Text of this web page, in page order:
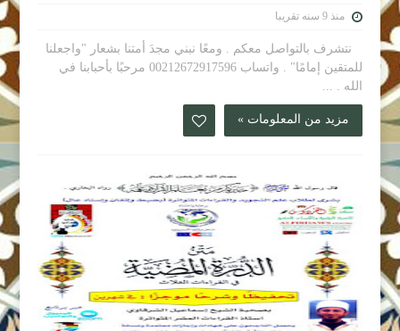
منذ 9 سنه تقريبا
نتشرف بالتواصل معكم . ومعًا نبني مجدَ أمتنا بشعار "واجعلنا
للمتقين إمامًا" . واتساب 00212672917596 مرحبًا بأحبابنا في
الله . ...
مزيد من المعلومات »